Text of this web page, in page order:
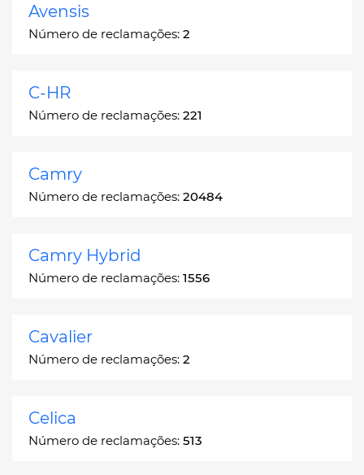
Avensis
Número de reclamações: 2
C-HR
Número de reclamações: 221
Camry
Número de reclamações: 20484
Camry Hybrid
Número de reclamações: 1556
Cavalier
Número de reclamações: 2
Celica
Número de reclamações: 513